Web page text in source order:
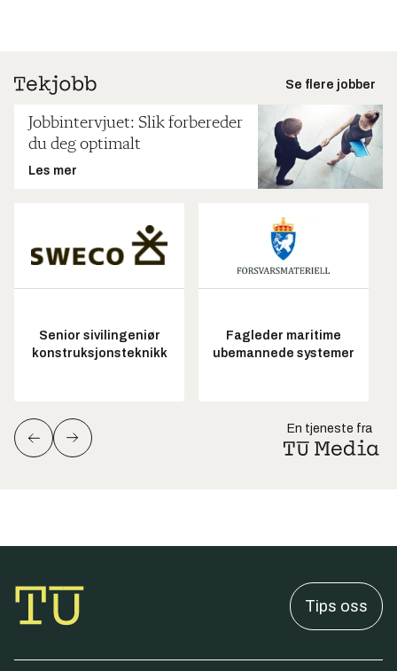
Se flere jobber
Jobbintervjuet: Slik forbereder
du deg optimalt
Les mer
Senior sivilingeniør
konstruksjonsteknikk
Fagleder maritime
ubemannede systemer
En tjeneste fra
Tips oss